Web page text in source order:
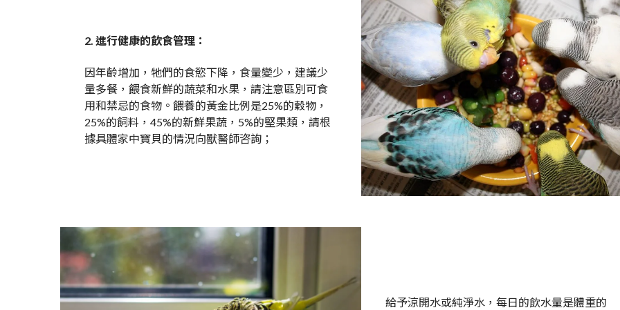
2. 進行健康的飲食管理：
因年齡增加，牠們的食慾下降，食量變少，建議少
量多餐，餵食新鮮的蔬菜和水果，請注意區別可食
用和禁忌的食物。餵養的黃金比例是25%的穀物，
25%的飼料，45%的新鮮果蔬，5%的堅果類，請根
據具體家中寶貝的情況向獸醫師咨詢；
給予涼開水或純淨水，每日的飲水量是體重的